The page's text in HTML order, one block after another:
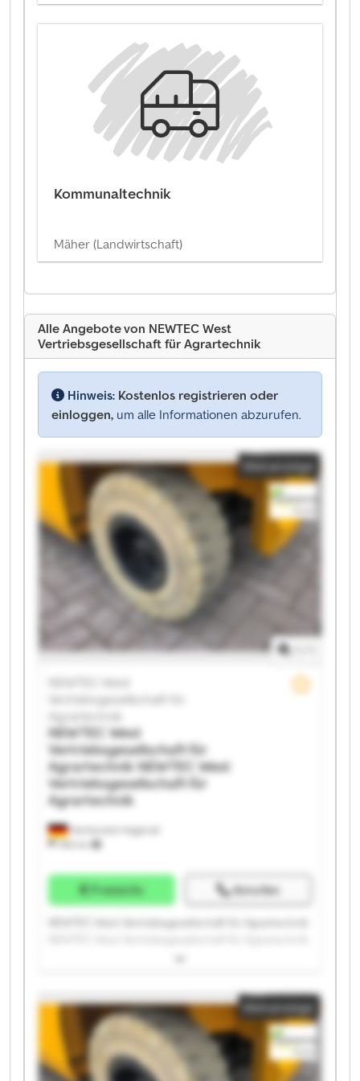
Kommunaltechnik
Mäher (Landwirtschaft)
Alle Angebote von NEWTEC West
Vertriebsgesellschaft für Agrartechnik
Hinweis: Kostenlos registrieren oder
einloggen, um alle Informationen abzurufen.
Kleinanzeige
Heinbockel-Hagenah
766 km
NEWTEC West
Vertriebsgesellschaft für
Agrartechnik
NEWTEC West
Vertriebsgesellschaft für
Agrartechnik NEWTEC West
Vertriebsgesellschaft für
Agrartechnik
Preisinfo Anrufen
NEWTEC West Vertriebsgesellschaft für Agrartechnik
NEWTEC West Vertriebsgesellschaft für Agrartechnik
NEWTEC West Vertriebsgesellschaft für Agrartechnik
NEWTEC West Vertriebsgesellschaft für Agrartechnik
NEWTEC West Vertriebsgesellschaft für Agrartechnik
NEWTEC West Vertriebsgesellschaft für Agrartechnik
NEWTEC West Vertriebsgesellschaft für Agrartechnik
NEWTEC West Vertriebsgesellschaft für Agrartechnik
Kleinanzeige